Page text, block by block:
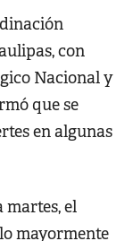
con
Nacional y
que se
en algunas
martes, el
mayormente